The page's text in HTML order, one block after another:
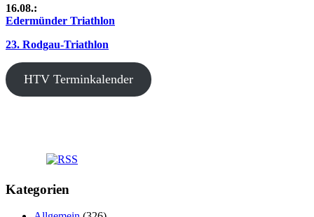
16.08.:
Edermünder Triathlon
23. Rodgau-Triathlon
HTV Terminkalender
Kategorien